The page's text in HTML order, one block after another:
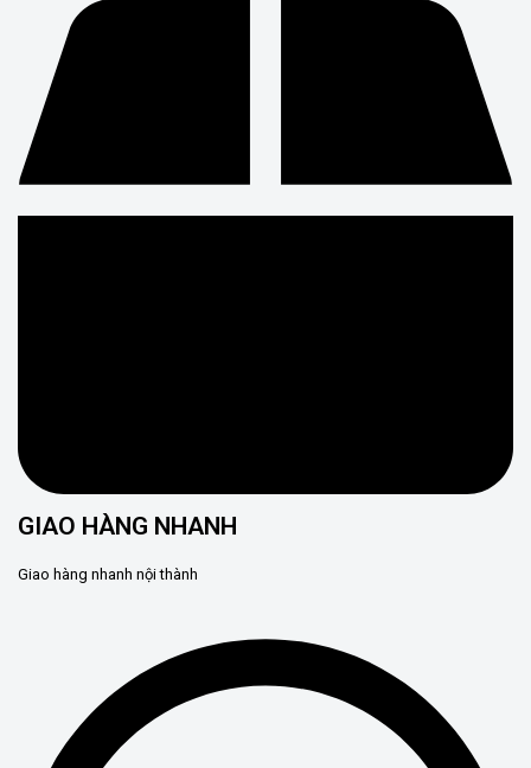
GIAO HÀNG NHANH
Giao hàng nhanh nội thành